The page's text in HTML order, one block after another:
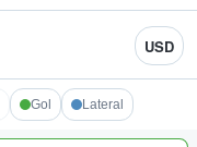
USD
Gol Lateral